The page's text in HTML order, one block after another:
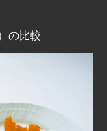
の比較